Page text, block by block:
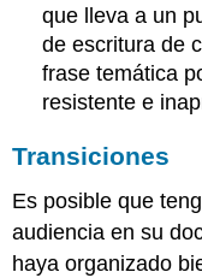
que lleva a un
de escritura de
frase temática
resistente e
Transiciones
Es posible que
audiencia en su
haya organizado